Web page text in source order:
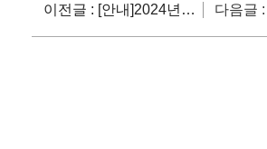
이전글 : [안내]2024년 2차 사회적기업 시설&운영비 지원사업 참여기업 모집(~10/25(목))